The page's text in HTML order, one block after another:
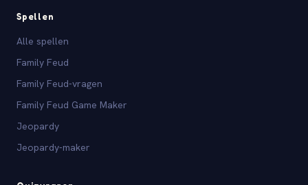
Spellen
Alle spellen
Family Feud
Family Feud-vragen
Family Feud Game Maker
Jeopardy
Jeopardy-maker